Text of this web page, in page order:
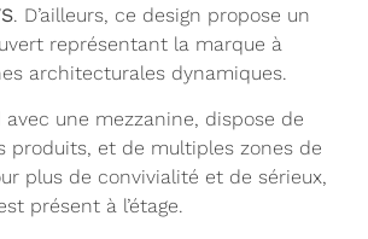
. D’ailleurs, ce design propose un
représentant la marque à
architecturales dynamiques.
une mezzanine, dispose de
produits, et de multiples zones de
plus de convivialité et de sérieux,
présent à l’étage.